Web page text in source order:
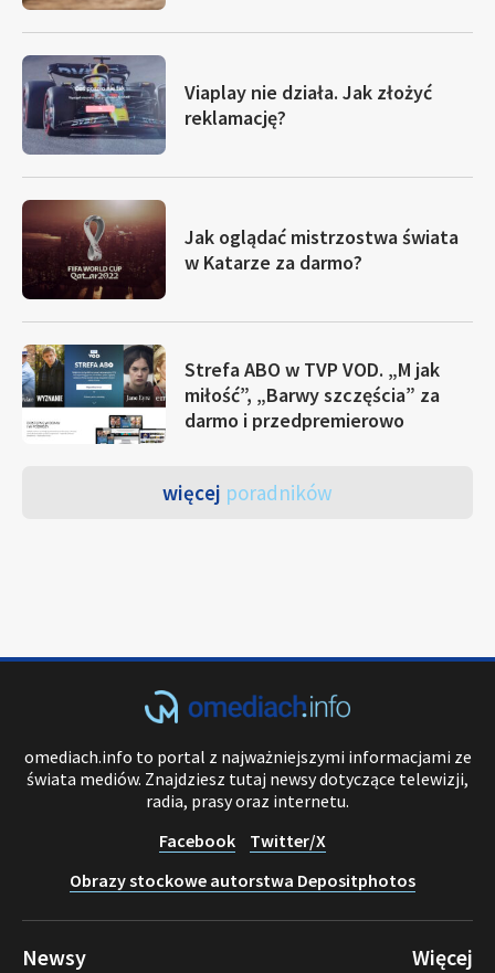
Viaplay nie działa. Jak złożyć
reklamację?
Jak oglądać mistrzostwa świata
w Katarze za darmo?
Strefa ABO w TVP VOD. „M jak
miłość”, „Barwy szczęścia” za
darmo i przedpremierowo
więcej poradników
omediach.info to portal z najważniejszymi informacjami ze
świata mediów. Znajdziesz tutaj newsy dotyczące telewizji,
radia, prasy oraz internetu.
Facebook
Twitter/X
Obrazy stockowe autorstwa Depositphotos
Newsy Więcej